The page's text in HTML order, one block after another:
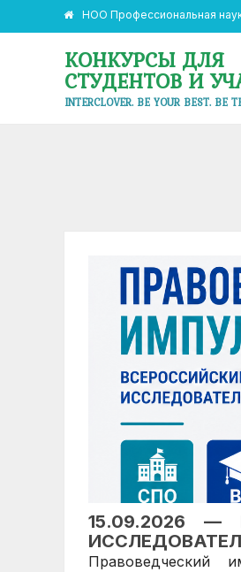
НОО Профессиональная
КОНКУРСЫ ДЛЯ
СТУДЕНТОВ И
INTERCLOVER. BE YOUR BEST. BE
15.09.2026 —
Правоведческий